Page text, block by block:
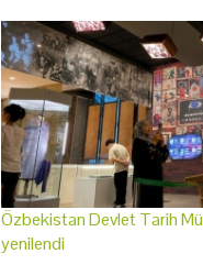
Özbekistan Devlet Tarih
yenilendi